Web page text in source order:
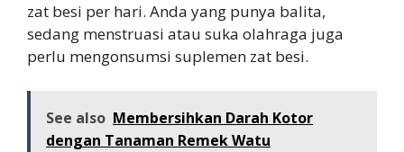
zat besi per hari. Anda yang punya balita,
sedang menstruasi atau suka olahraga juga
perlu mengonsumsi suplemen zat besi.
See also Membersihkan Darah Kotor
dengan Tanaman Remek Watu